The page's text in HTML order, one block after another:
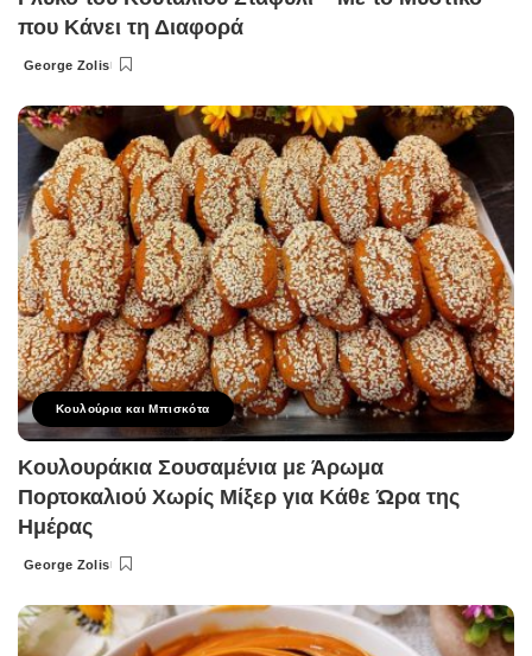
που Κάνει τη Διαφορά
Posted
George Zolis
Κουλούρια και Μπισκότα
Κουλουράκια Σουσαμένια με Άρωμα
Πορτοκαλιού Χωρίς Μίξερ για Κάθε Ώρα της
Ημέρας
Posted
George Zolis